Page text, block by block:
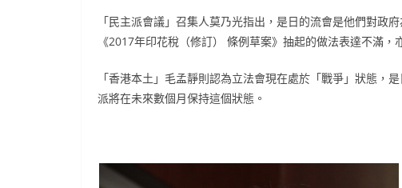
「民主派會議」召集人莫乃光指出，是日的流會是他們對政
《2017年印花稅（修訂） 條例草案》抽起的做法表達不滿
「香港本土」毛孟靜則認為立法會現在處於「戰爭」狀態，
派將在未來數個月保持這個狀態。